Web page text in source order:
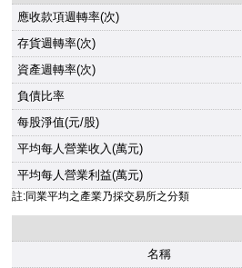
應收款項週轉率(次)
存貨週轉率(次)
資產週轉率(次)
負債比率
每股淨值(元/股)
平均每人營業收入(萬元)
平均每人營業利益(萬元)
註:同業平均之產業乃採交易所之分類
名稱